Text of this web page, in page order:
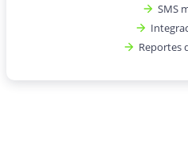
SMS
Reportes